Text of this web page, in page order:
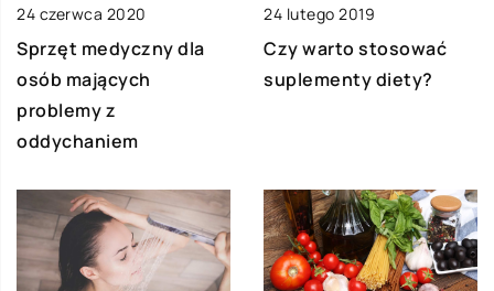
24 czerwca 2020
Sprzęt medyczny dla
osób mających
problemy z
oddychaniem
24 lutego 2019
Czy warto stosować
suplementy diety?